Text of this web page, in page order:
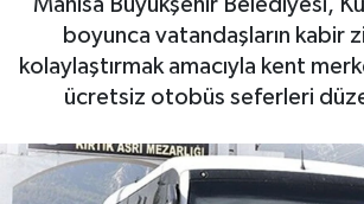
Manisa Büyükşehir Belediyesi,
boyunca vatandaşların kabir
kolaylaştırmak amacıyla kent
ücretsiz otobüs seferleri
Haber Arşivi